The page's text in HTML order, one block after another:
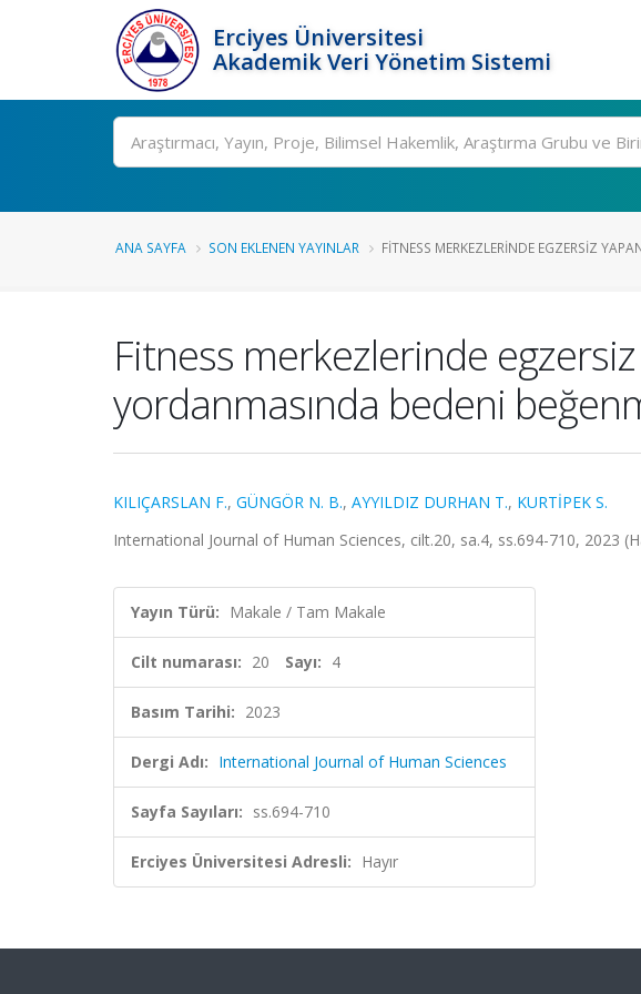
Erciyes Üniversitesi
Akademik Veri Yönetim Sistemi
Ara
ANA SAYFA SON EKLENEN YAYINLAR FITNESS MERKEZLERINDE EGZERSIZ
Fitness merkezlerinde
yordanmasında bedeni
KILIÇARSLAN F., GÜNGÖR N. B., AYYILDIZ DURHAN T., KURTİPEK S.
International Journal of Human Sciences, cilt.20, sa.4, ss.694-710, 2023
Yayın Türü: Makale / Tam Makale
Cilt numarası: 20 Sayı: 4
Basım Tarihi: 2023
Dergi Adı: International Journal of Human Sciences
Sayfa Sayıları: ss.694-710
Erciyes Üniversitesi Adresli: Hayır